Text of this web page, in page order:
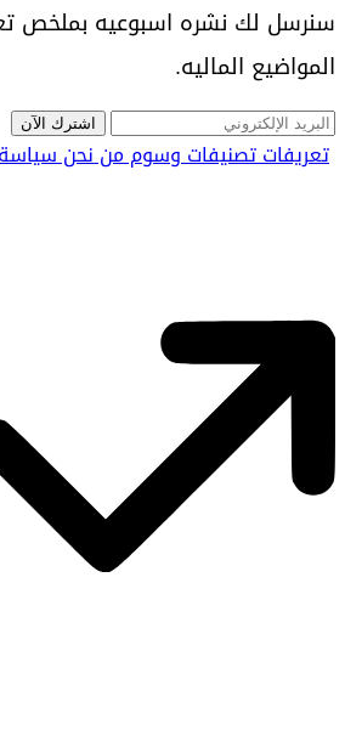
سنرسل لك نشره اسبوعيه بملخص
المواضيع الماليه.
اشترك الآن
تعريفاتتصنيفاتوسوممن نحن